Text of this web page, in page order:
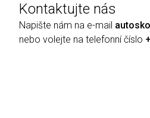
Kontaktujte nás
Napište nám na e-mail
nebo volejte na telefonní číslo